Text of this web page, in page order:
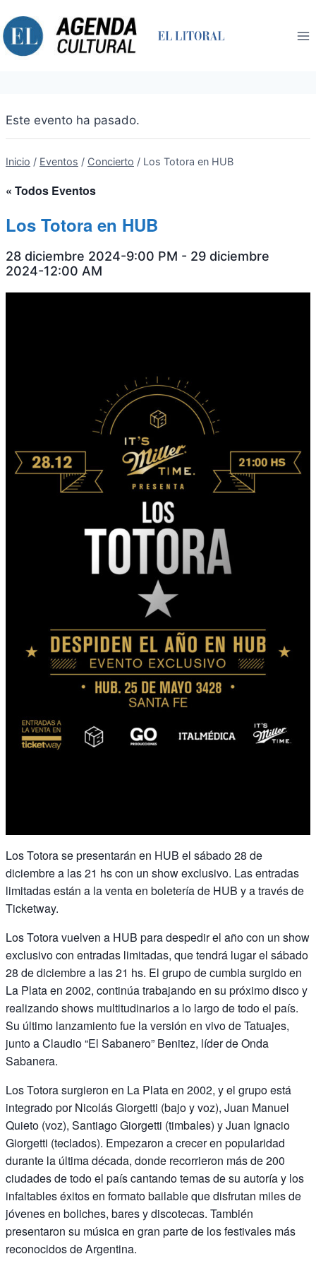
al
contenido
Este evento ha pasado.
Inicio / Eventos / Concierto / Los Totora en HUB
« Todos Eventos
Los Totora en HUB
28 diciembre 2024-9:00 PM - 29 diciembre
2024-12:00 AM
Los Totora se presentarán en HUB el sábado 28 de
diciembre a las 21 hs con un show exclusivo. Las entradas
limitadas están a la venta en boletería de HUB y a través de
Ticketway.
Los Totora vuelven a HUB para despedir el año con un show
exclusivo con entradas limitadas, que tendrá lugar el sábado
28 de diciembre a las 21 hs. El grupo de cumbia surgido en
La Plata en 2002, continúa trabajando en su próximo disco y
realizando shows multitudinarios a lo largo de todo el país.
Su último lanzamiento fue la versión en vivo de Tatuajes,
junto a Claudio “El Sabanero” Benitez, líder de Onda
Sabanera.
Los Totora surgieron en La Plata en 2002, y el grupo está
integrado por Nicolás Giorgetti (bajo y voz), Juan Manuel
Quieto (voz), Santiago Giorgetti (timbales) y Juan Ignacio
Giorgetti (teclados). Empezaron a crecer en popularidad
durante la última década, donde recorrieron más de 200
ciudades de todo el país cantando temas de su autoría y los
infaltables éxitos en formato bailable que disfrutan miles de
jóvenes en boliches, bares y discotecas. También
presentaron su música en gran parte de los festivales más
reconocidos de Argentina.